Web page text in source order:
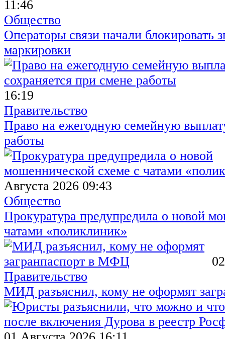
11:46
Общество
Операторы связи начали блокировать
маркировки
16:19
Правительство
Право на ежегодную семейную
работы
Августа 2026 09:43
Общество
Прокуратура предупредила о новой
чатами «поликлиник»
Правительство
МИД разъяснил, кому не оформят